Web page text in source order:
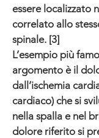
essere localizzato
correlato allo
spinale. [3]
L’esempio più
argomento è il
dall’ischemia
cardiaco) che si
nella spalla e nel
dolore riferito si